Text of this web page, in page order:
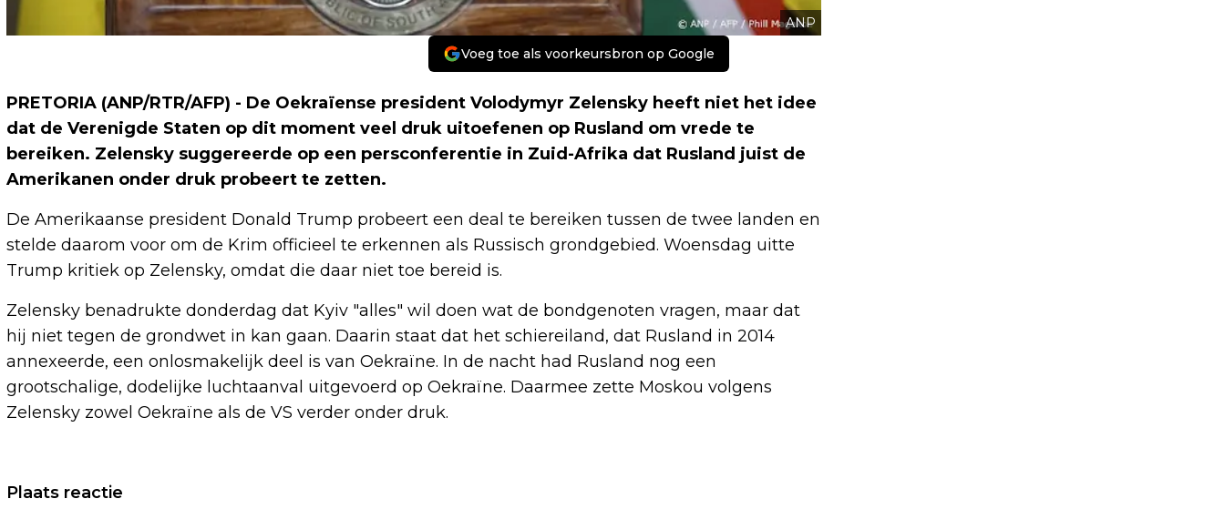
ANP
Voeg toe als voorkeursbron op Google
PRETORIA (ANP/RTR/AFP) - De Oekraïense president Volodymyr Zelensky heeft niet het idee
dat de Verenigde Staten op dit moment veel druk uitoefenen op Rusland om vrede te
bereiken. Zelensky suggereerde op een persconferentie in Zuid-Afrika dat Rusland juist de
Amerikanen onder druk probeert te zetten.
De Amerikaanse president Donald Trump probeert een deal te bereiken tussen de twee landen en
stelde daarom voor om de Krim officieel te erkennen als Russisch grondgebied. Woensdag uitte
Trump kritiek op Zelensky, omdat die daar niet toe bereid is.
Zelensky benadrukte donderdag dat Kyiv "alles" wil doen wat de bondgenoten vragen, maar dat
hij niet tegen de grondwet in kan gaan. Daarin staat dat het schiereiland, dat Rusland in 2014
annexeerde, een onlosmakelijk deel is van Oekraïne. In de nacht had Rusland nog een
grootschalige, dodelijke luchtaanval uitgevoerd op Oekraïne. Daarmee zette Moskou volgens
Zelensky zowel Oekraïne als de VS verder onder druk.
Vorig artikel
Plaats reactie